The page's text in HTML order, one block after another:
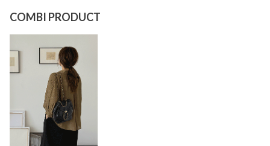
COMBI PRODUCT